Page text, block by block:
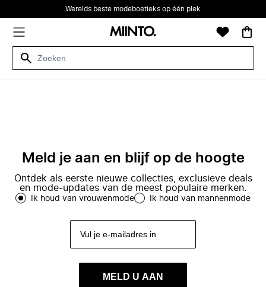
Werelds beste modeboetieks op één plek
Meld je aan en blijf op de hoogte
Ontdek als eerste nieuwe collecties, exclusieve deals
en mode-updates van de meest populaire merken.
Ik houd van vrouwenmode Ik houd van mannenmode
MELD U AAN